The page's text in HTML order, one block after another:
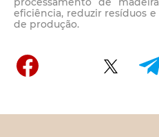
eficiência, reduzir resíduos
de produção.